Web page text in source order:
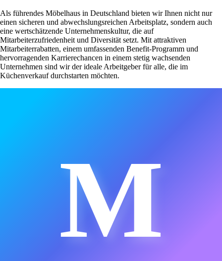
Als führendes Möbelhaus in Deutschland bieten wir Ihnen nicht nur
einen sicheren und abwechslungsreichen Arbeitsplatz, sondern auch
eine wertschätzende Unternehmenskultur, die auf
Mitarbeiterzufriedenheit und Diversität setzt. Mit attraktiven
Mitarbeiterrabatten, einem umfassenden Benefit-Programm und
hervorragenden Karrierechancen in einem stetig wachsenden
Unternehmen sind wir der ideale Arbeitgeber für alle, die im
Küchenverkauf durchstarten möchten.
M